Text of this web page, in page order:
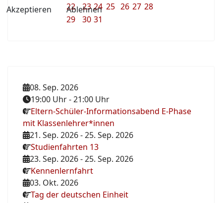
22
23 24 25 26 27 28
29
30 31
08. Sep. 2026
19:00 Uhr-21:00 Uhr
Eltern-Schüler-Informationsabend E-Phase
mit Klassenlehrer*innen
21. Sep. 2026-25. Sep. 2026
Studienfahrten 13
23. Sep. 2026-25. Sep. 2026
Kennenlernfahrt
03. Okt. 2026
Tag der deutschen Einheit
Akzeptieren
Ablehnen